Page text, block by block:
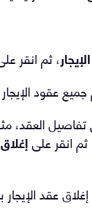
، ثم انقر
عقود
العقد، مثل:
انقر على
عقد